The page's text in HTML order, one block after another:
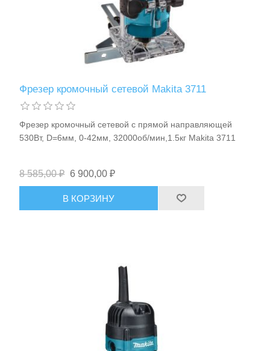
Фрезер кромочный сетевой Makita 3711
Фрезер кромочный сетевой с прямой направляющей
530Вт, D=6мм, 0-42мм, 32000об/мин,1.5кг Makita 3711
8 585,00 ₽ 6 900,00 ₽
В КОРЗИНУ